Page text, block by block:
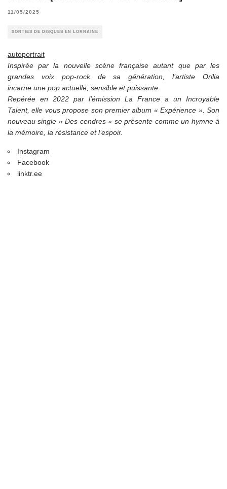
11/05/2025
SORTIES DE DISQUES EN LORRAINE
autoportrait
Inspirée par la nouvelle scène française autant que par les
grandes voix pop-rock de sa génération, l’artiste Orilia
incarne une pop actuelle, sensible et puissante.
Repérée en 2022 par l’émission La France a un Incroyable
Talent, elle vous propose son premier album « Expérience ». Son
nouveau single « Des cendres » se présente comme un hymne à
la mémoire, la résistance et l’espoir.
Instagram
Facebook
linktr.ee